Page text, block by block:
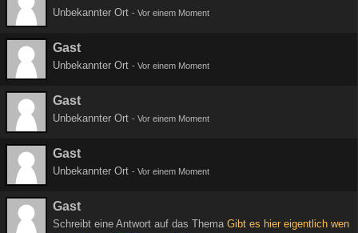
Unbekannter Ort - Vor einem Moment
Gast
Unbekannter Ort - Vor einem Moment
Gast
Unbekannter Ort - Vor einem Moment
Gast
Unbekannter Ort - Vor einem Moment
Gast
Schreibt eine Antwort auf das Thema Gibt es hier eigentlich wen